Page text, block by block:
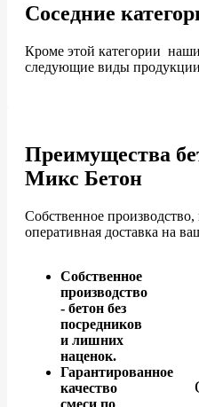
Соседние
Кроме этой категории
следующие виды
Преимущества
Микс Бетон
Собственное производство,
оперативная доставка на
Собственное
производство
- бетон без
посредников
и лишних
наценок.
Гарантированное
качество
смеси по